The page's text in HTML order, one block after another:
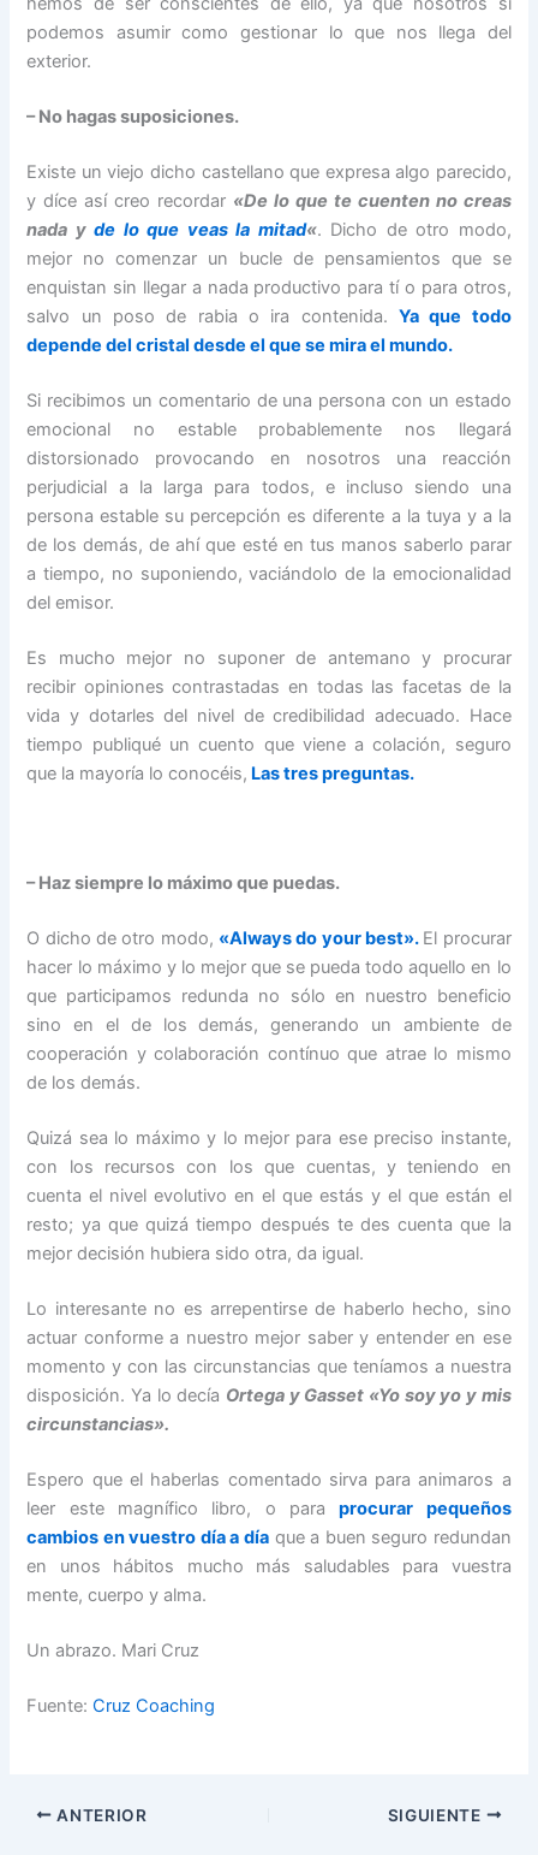
podemos asumir como gestionar lo que nos llega del
exterior.
– No hagas suposiciones.
Existe un viejo dicho castellano que expresa algo parecido,
y díce así creo recordar «De lo que te cuenten no creas
nada yde lo que veas la mitad«. Dicho de otro modo,
mejor no comenzar un bucle de pensamientos que se
enquistan sin llegar a nada productivo para tí o para otros,
salvo un poso de rabia o ira contenida. Ya que todo
depende del cristal desde el que se mira el mundo.
Si recibimos un comentario de una persona con un estado
emocional no estable probablemente nos llegará
distorsionado provocando en nosotros una reacción
perjudicial a la larga para todos, e incluso siendo una
persona estable su percepción es diferente a la tuya y a la
de los demás, de ahí que esté en tus manos saberlo parar
a tiempo, no suponiendo, vaciándolo de la emocionalidad
del emisor.
Es mucho mejor no suponer de antemano y procurar
recibir opiniones contrastadas en todas las facetas de la
vida y dotarles del nivel de credibilidad adecuado. Hace
tiempo publiqué un cuento que viene a colación, seguro
que la mayoría lo conocéis, Las tres preguntas.
– Haz siempre lo máximo que puedas.
O dicho de otro modo, «Always do your best». El procurar
hacer lo máximo y lo mejor que se pueda todo aquello en lo
que participamos redunda no sólo en nuestro beneficio
sino en el de los demás, generando un ambiente de
cooperación y colaboración contínuo que atrae lo mismo
de los demás.
Quizá sea lo máximo y lo mejor para ese preciso instante,
con los recursos con los que cuentas, y teniendo en
cuenta el nivel evolutivo en el que estás y el que están el
resto; ya que quizá tiempo después te des cuenta que la
mejor decisión hubiera sido otra, da igual.
Lo interesante no es arrepentirse de haberlo hecho, sino
actuar conforme a nuestro mejor saber y entender en ese
momento y con las circunstancias que teníamos a nuestra
disposición. Ya lo decía Ortega y Gasset «Yo soy yo y mis
circunstancias».
Espero que el haberlas comentado sirva para animaros a
leer este magnífico libro, o paraprocurar pequeños
cambios en vuestro día a día que a buen seguro redundan
en unos hábitos mucho más saludables para vuestra
mente, cuerpo y alma.
Un abrazo. Mari Cruz
Fuente:Cruz Coaching
ANTERIOR SIGUIENTE